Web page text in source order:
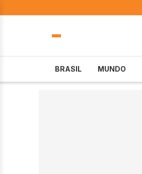
BRASIL MUNDO